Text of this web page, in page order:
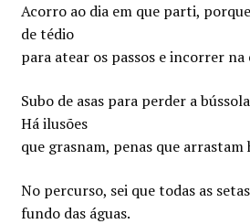
Mapa do site
Acorro ao dia em que parti,
de tédio
para atear os passos e incorrer na
Subo de asas para perder a
Há ilusões
que grasnam, penas que arrastam
No percurso, sei que todas as
fundo das águas.